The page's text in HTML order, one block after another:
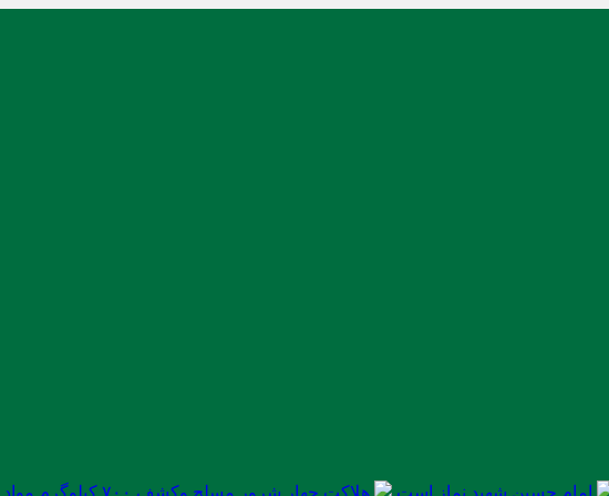
امام حسین شهید نماز است هلاکت چهار شرور مسلح وکشف ۷۰۰ کیلوگرم مواد مخدر